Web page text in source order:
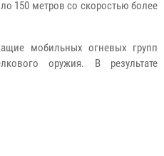
150 метров со скоростью более
мобильных огневых групп
оружия. В результате